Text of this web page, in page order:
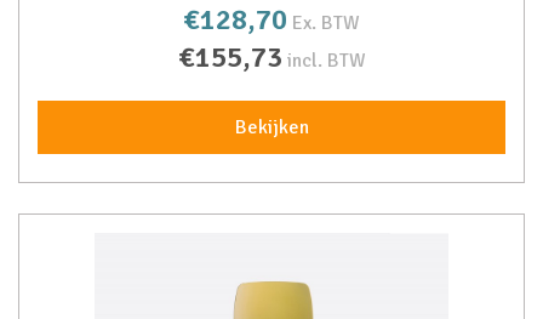
€128,70 Ex. BTW
€155,73 incl. BTW
Bekijken